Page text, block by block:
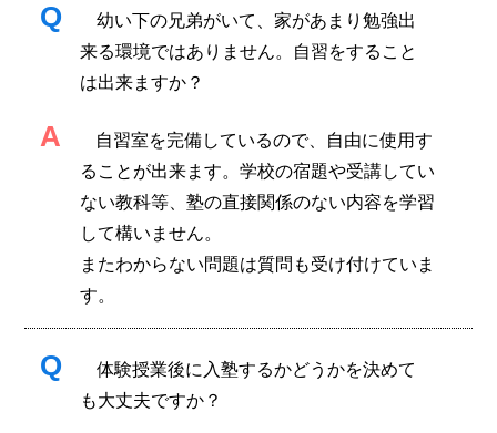
Q
幼い下の兄弟がいて、家があまり勉強出
来る環境ではありません。自習をすること
は出来ますか？
A
自習室を完備しているので、自由に使用す
ることが出来ます。学校の宿題や受講してい
ない教科等、塾の直接関係のない内容を学習
して構いません。
またわからない問題は質問も受け付けていま
す。
Q
体験授業後に入塾するかどうかを決めて
も大丈夫ですか？